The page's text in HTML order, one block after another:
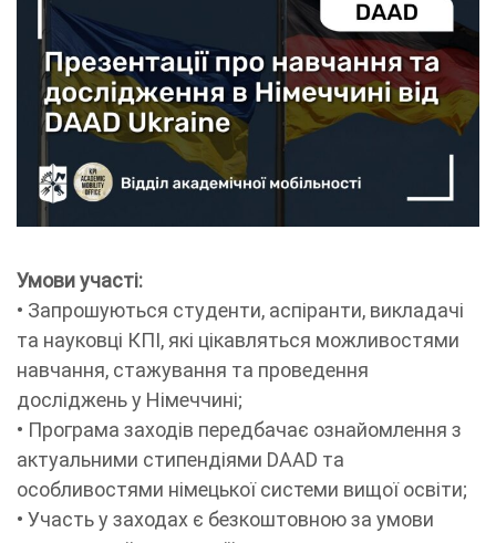
Умови участі:
• Запрошуються студенти, аспіранти, викладачі
та науковці КПІ, які цікавляться можливостями
навчання, стажування та проведення
досліджень у Німеччині;
• Програма заходів передбачає ознайомлення з
актуальними стипендіями DAAD та
особливостями німецької системи вищої освіти;
• Участь у заходах є безкоштовною за умови